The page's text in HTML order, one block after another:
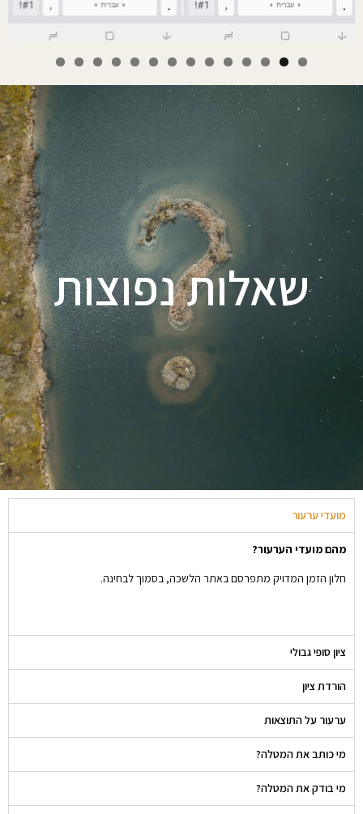
שאלות נפוצות
מועדי ערעור
מהם מועדי הערעור?
חלון הזמן המדויק מתפרסם באתר הלשכה, בסמוך לבחינה.
ציון סופי גבולי
הורדת ציון
ערעור על התוצאות
מי כותב את המטלה?
מי בודק את המטלה?